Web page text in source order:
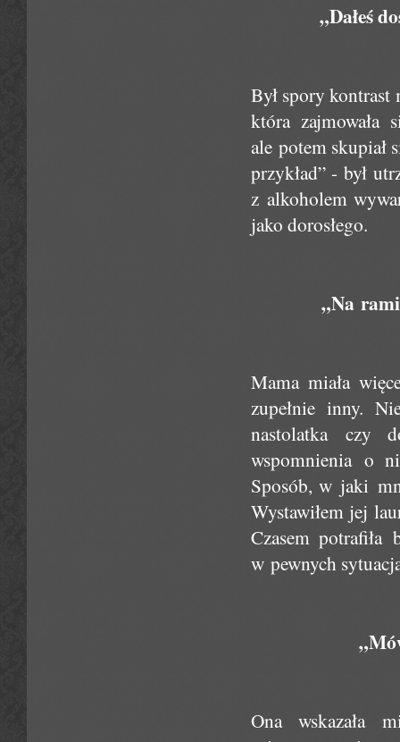
„Dałeś
Był spory
która zajmowała
ale potem skupiał
przykład” - był
z alkoholem
jako dorosłego.
„Na
Mama miała
zupełnie inny.
nastolatka czy
wspomnienia o
Sposób, w jaki
Wystawiłem jej
Czasem
w pewnych
Ona wskazała